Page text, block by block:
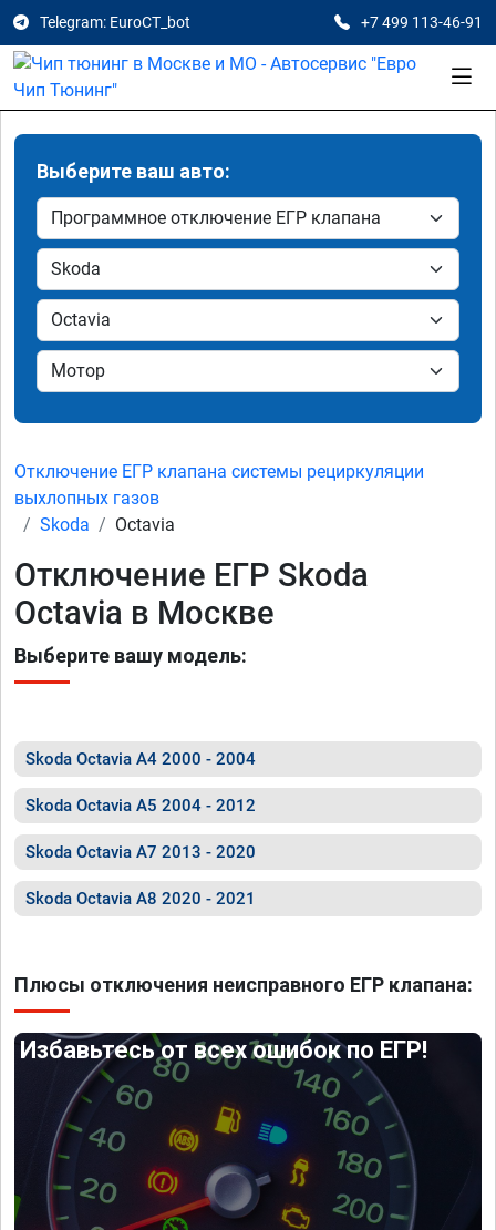
Telegram: EuroCT_bot +7 499 113-46-91
Выберите ваш авто:
Отключение ЕГР клапана системы рециркуляции
выхлопных газов
Skoda
Octavia
Отключение ЕГР Skoda
Octavia в Москве
Выберите вашу модель:
Skoda Octavia A4 2000 - 2004
Skoda Octavia A5 2004 - 2012
Skoda Octavia A7 2013 - 2020
Skoda Octavia A8 2020 - 2021
Плюсы отключения неисправного ЕГР клапана:
Избавьтесь от всех ошибок по ЕГР!